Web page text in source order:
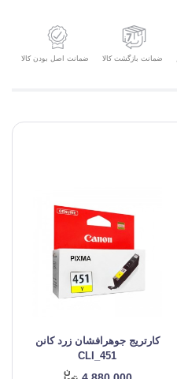
ضمانت بازگشت کالا ضمانت اصل بودن کالا
کارتریج جوهرافشان زرد کانن
CLI_451